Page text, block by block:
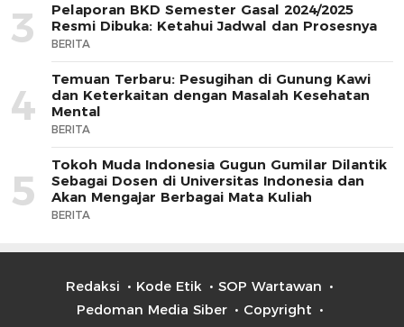
3
Pelaporan BKD Semester Gasal 2024/2025
Resmi Dibuka: Ketahui Jadwal dan Prosesnya
BERITA
4
Temuan Terbaru: Pesugihan di Gunung Kawi
dan Keterkaitan dengan Masalah Kesehatan
Mental
BERITA
5
Tokoh Muda Indonesia Gugun Gumilar Dilantik
Sebagai Dosen di Universitas Indonesia dan
Akan Mengajar Berbagai Mata Kuliah
BERITA
Redaksi Kode Etik
SOP Wartawan
Pedoman Media Siber
Copyright